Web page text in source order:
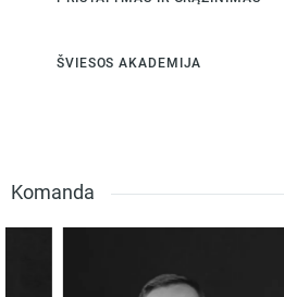
ŠVIESOS AKADEMIJA
Komanda